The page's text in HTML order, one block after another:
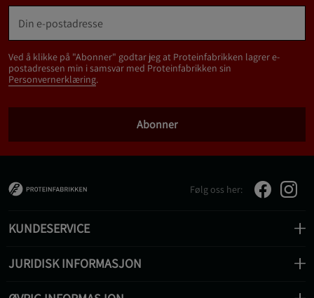
Ved å klikke på "Abonner" godtar jeg at Proteinfabrikken lagrer e-
postadressen min i samsvar med Proteinfabrikken sin
Personvernerklæring.
Abonner
Følg oss her:
KUNDESERVICE
JURIDISK INFORMASJON